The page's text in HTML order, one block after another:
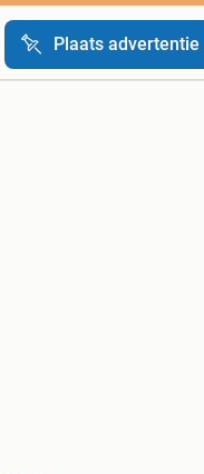
Plaats advertentie